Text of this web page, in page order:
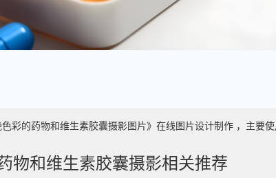
彩的药物和维生素胶囊摄影图片》在线图片设计制作 ，主要
物和维生素胶囊摄影相关推荐